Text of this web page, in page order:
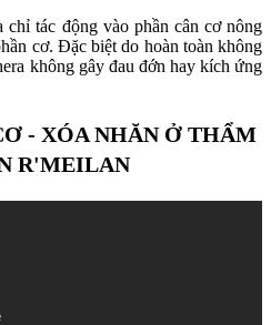
tác động vào phần cân cơ nông
cơ. Đặc biệt do hoàn toàn không
không gây đau đớn hay kích ứng
- XÓA NHĂN Ở THẨM
R'MEILAN